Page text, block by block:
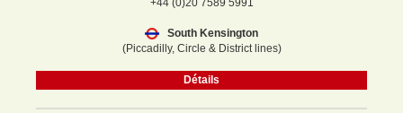
+44 (0)20 7589 5991
South Kensington
(Piccadilly, Circle & District lines)
Détails